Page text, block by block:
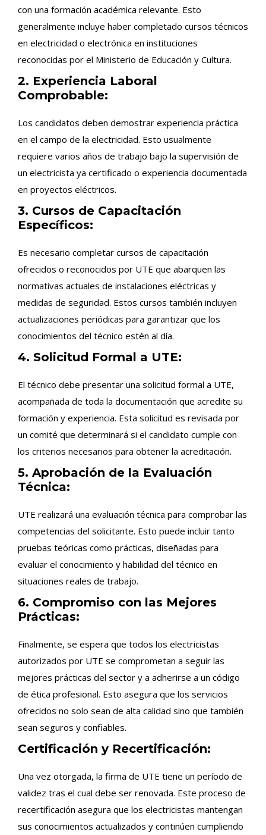
con una formación académica relevante. Esto
generalmente incluye haber completado cursos técnicos
en electricidad o electrónica en instituciones
reconocidas por el Ministerio de Educación y Cultura.
2. Experiencia Laboral
Comprobable:
Los candidatos deben demostrar experiencia práctica
en el campo de la electricidad. Esto usualmente
requiere varios años de trabajo bajo la supervisión de
un electricista ya certificado o experiencia documentada
en proyectos eléctricos.
3. Cursos de Capacitación
Específicos:
Es necesario completar cursos de capacitación
ofrecidos o reconocidos por UTE que abarquen las
normativas actuales de instalaciones eléctricas y
medidas de seguridad. Estos cursos también incluyen
actualizaciones periódicas para garantizar que los
conocimientos del técnico estén al día.
4. Solicitud Formal a UTE:
El técnico debe presentar una solicitud formal a UTE,
acompañada de toda la documentación que acredite su
formación y experiencia. Esta solicitud es revisada por
un comité que determinará si el candidato cumple con
los criterios necesarios para obtener la acreditación.
5. Aprobación de la Evaluación
Técnica:
UTE realizará una evaluación técnica para comprobar las
competencias del solicitante. Esto puede incluir tanto
pruebas teóricas como prácticas, diseñadas para
evaluar el conocimiento y habilidad del técnico en
situaciones reales de trabajo.
6. Compromiso con las Mejores
Prácticas:
Finalmente, se espera que todos los electricistas
autorizados por UTE se comprometan a seguir las
mejores prácticas del sector y a adherirse a un código
de ética profesional. Esto asegura que los servicios
ofrecidos no solo sean de alta calidad sino que también
sean seguros y confiables.
Certificación y Recertificación:
Una vez otorgada, la firma de UTE tiene un período de
validez tras el cual debe ser renovada. Este proceso de
recertificación asegura que los electricistas mantengan
sus conocimientos actualizados y continúen cumpliendo